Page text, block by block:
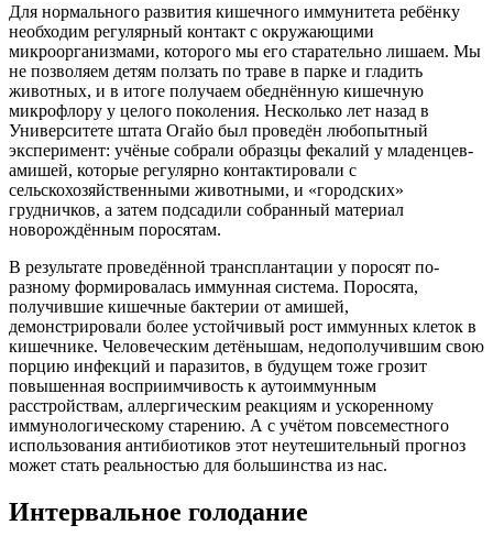
Для нормального развития кишечного иммунитета ребёнку
необходим регулярный контакт с окружающими
микроорганизмами, которого мы его старательно лишаем. Мы
не позволяем детям ползать по траве в парке и гладить
животных, и в итоге получаем обеднённую кишечную
микрофлору у целого поколения. Несколько лет назад в
Университете штата Огайо был проведён любопытный
эксперимент: учёные собрали образцы фекалий у младенцев-
амишей, которые регулярно контактировали с
сельскохозяйственными животными, и «городских»
грудничков, а затем подсадили собранный материал
новорождённым поросятам.
В результате проведённой трансплантации у поросят по-
разному формировалась иммунная система. Поросята,
получившие кишечные бактерии от амишей,
демонстрировали более устойчивый рост иммунных клеток в
кишечнике. Челове­ческим детёнышам, недополучившим свою
порцию инфекций и паразитов, в будущем тоже грозит
повышенная восприимчивость к аутоиммунным
расстройствам, аллергическим реакциям и ускоренному
иммунологическому старению. А с учётом повсеместного
использования антибиотиков этот неутешительный прогноз
может стать реальностью для большинства из нас.
Интервальное голодание